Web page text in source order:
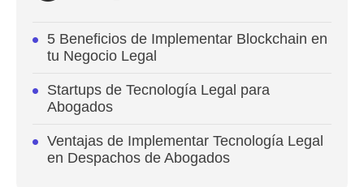
5 Beneficios de Implementar Blockchain en
tu Negocio Legal
Startups de Tecnología Legal para
Abogados
Ventajas de Implementar Tecnología Legal
en Despachos de Abogados